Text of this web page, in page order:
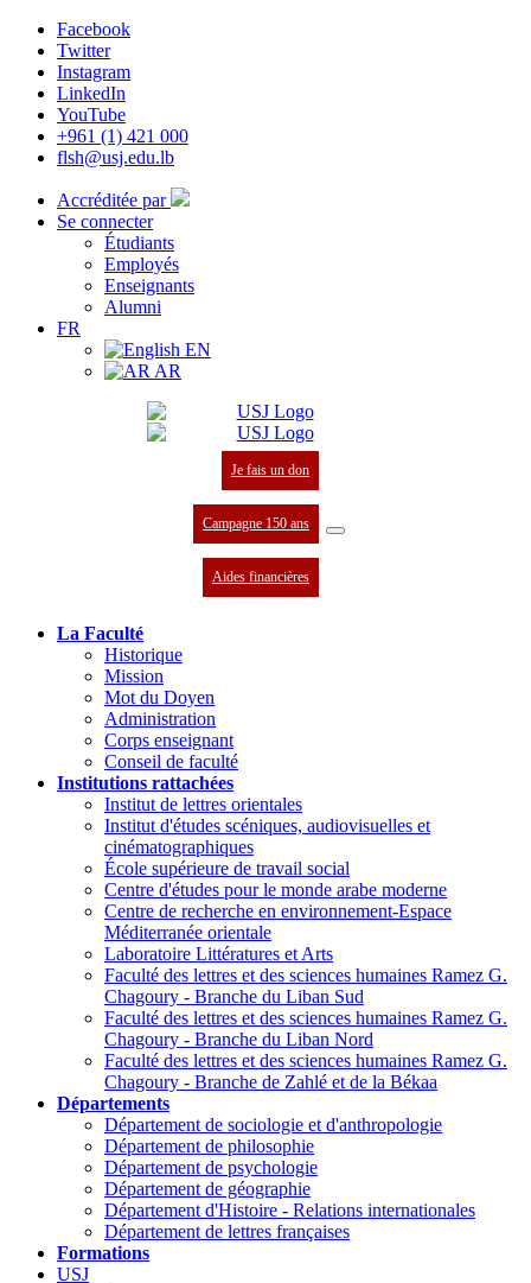
Facebook
Twitter
Instagram
LinkedIn
YouTube
+961 (1) 421 000
flsh@usj.edu.lb
Accréditée par
Se connecter
Étudiants
Employés
Enseignants
Alumni
FR
EN
AR
Je fais un don
Campagne 150 ans
Aides financières
La Faculté
Historique
Mission
Mot du Doyen
Administration
Corps enseignant
Conseil de faculté
Institutions rattachées
Institut de lettres orientales
Institut d'études scéniques, audiovisuelles et
cinématographiques
École supérieure de travail social
Centre d'études pour le monde arabe moderne
Centre de recherche en environnement-Espace
Méditerranée orientale
Laboratoire Littératures et Arts
Faculté des lettres et des sciences humaines Ramez G.
Chagoury - Branche du Liban Sud
Faculté des lettres et des sciences humaines Ramez G.
Chagoury - Branche du Liban Nord
Faculté des lettres et des sciences humaines Ramez G.
Chagoury - Branche de Zahlé et de la Békaa
Départements
Département de sociologie et d'anthropologie
Département de philosophie
Département de psychologie
Département de géographie
Département d'Histoire - Relations internationales
Département de lettres françaises
Formations
USJ